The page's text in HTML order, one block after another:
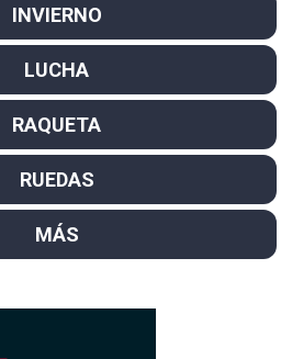
INVIERNO
LUCHA
RAQUETA
RUEDAS
MÁS